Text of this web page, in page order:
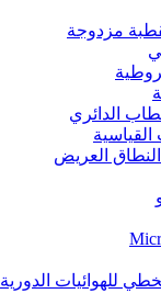
مزدوجة
الدائري
العريض
للهوائيات الدورية